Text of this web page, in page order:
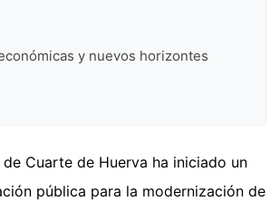
y nuevos horizontes
Cuarte de Huerva ha iniciado un
pública para la modernización de